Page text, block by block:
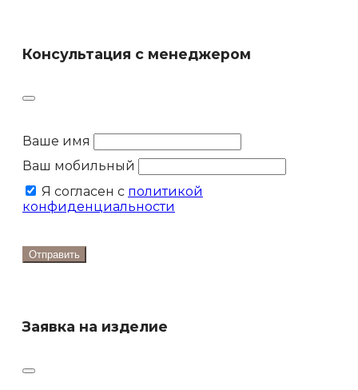
Консультация с менеджером
Ваше имя
Ваш мобильный
Я согласен с политикой
конфиденциальности
Отправить
Заявка на изделие